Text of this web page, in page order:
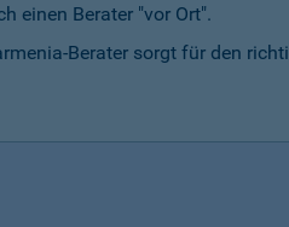
einen Berater "vor Ort".
Berater sorgt für den